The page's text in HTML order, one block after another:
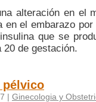
alteración en el
en el embarazo
que se
20 de gestación.
pélvico
| Ginecologia y